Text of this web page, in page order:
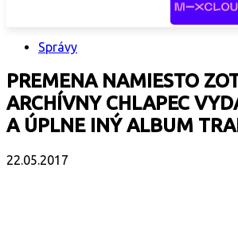
Správy
PREMENA NAMIESTO
ARCHÍVNY CHLAPEC
A ÚPLNE INÝ ALBUM
22.05.2017